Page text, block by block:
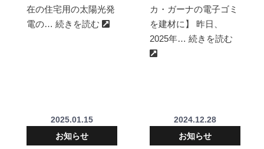
在の住宅用の太陽光発
電の… 続きを読む
カ・ガーナの電子ゴミ
を建材に】 昨日、
2025年… 続きを読む
2025.01.15
お知らせ
2024.12.28
お知らせ